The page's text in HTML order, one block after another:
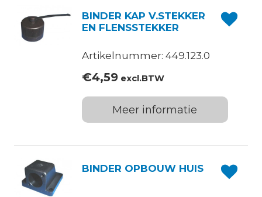
BINDER KAP V.STEKKER
EN FLENSSTEKKER
Artikelnummer: 449.123.0
€4,59excl.BTW
Meer informatie
BINDER OPBOUW HUIS